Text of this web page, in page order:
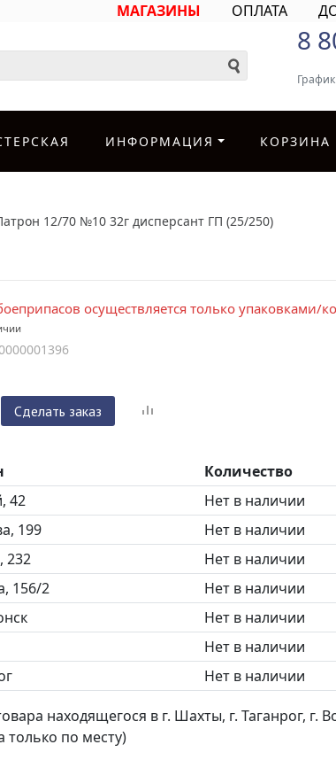
МАГАЗИНЫ ОПЛАТА
8
ИНФОРМАЦИЯ КОРЗИНА
12/70 №10 32г дисперсант ГП (25/250)
осуществляется только упаковками/
Сделать заказ
Количество
42
Нет в наличии
199
Нет в наличии
232
Нет в наличии
156/2
Нет в наличии
Нет в наличии
Нет в наличии
Нет в наличии
находящегося в г. Шахты, г. Таганрог, г.
только по месту)